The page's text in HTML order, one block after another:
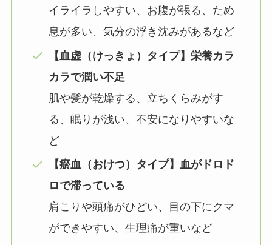
イライラしやすい、お腹が張る、ため
息が多い、気分の浮き沈みがあるなど
【血虚（けっきょ）タイプ】栄養カラ
カラで潤い不足
肌や髪が乾燥する、立ちくらみがす
る、眠りが浅い、不安になりやすいな
ど
【瘀血（おけつ）タイプ】血がドロド
ロで滞っている
肩こりや頭痛がひどい、目の下にクマ
ができやすい、生理痛が重いなど